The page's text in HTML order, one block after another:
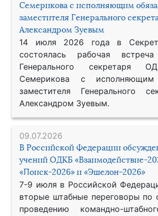
Семерикова с исполняющим
заместителя Генерального
Александром Зуевым
14 июля 2026 года в
состоялась рабочая встреча
Генерального секретаря
Семерикова с исполняющим
заместителя Генерального
Александром Зуевым.
09.07.2026
В Российской Федерации
учений ОДКБ «Взаимодействие-
«Поиск-2026» и «Эшелон-2026»
7-9 июля в Российской
вторые штабные переговоры по
проведению командно-